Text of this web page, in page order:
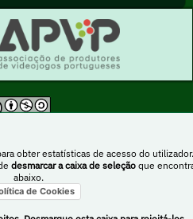
obter estatísticas de acesso do
desmarcar a caixa de seleção que
abaixo.
de Cookies
Espanha